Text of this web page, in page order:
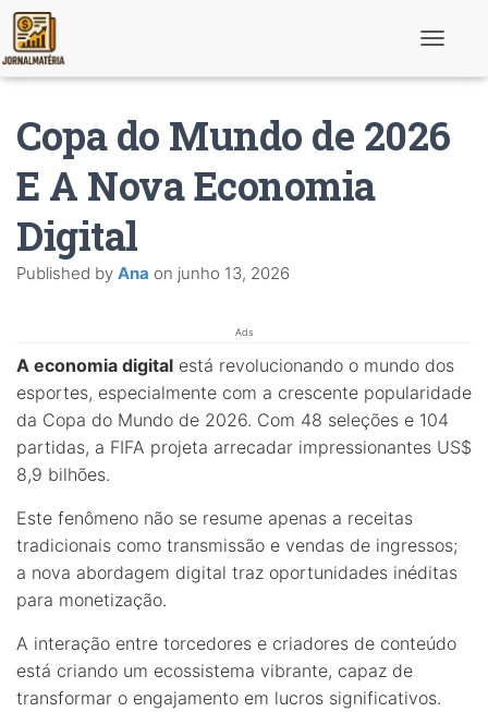
l
e
Copa do Mundo de 2026
E A Nova Economia
Digital
Published by Ana on junho 13, 2026
Ads
A economia digital está revolucionando o mundo dos
esportes, especialmente com a crescente popularidade
da Copa do Mundo de 2026. Com 48 seleções e 104
partidas, a FIFA projeta arrecadar impressionantes US$
8,9 bilhões.
Este fenômeno não se resume apenas a receitas
tradicionais como transmissão e vendas de ingressos;
a nova abordagem digital traz oportunidades inéditas
para monetização.
A interação entre torcedores e criadores de conteúdo
está criando um ecossistema vibrante, capaz de
transformar o engajamento em lucros significativos.